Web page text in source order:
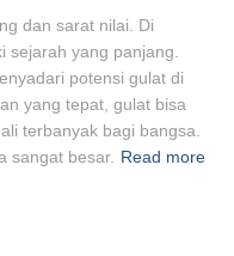
dan sarat nilai. Di
sejarah yang panjang.
potensi gulat di
yang tepat, gulat bisa
terbanyak bagi bangsa.
sangat besar. Read more